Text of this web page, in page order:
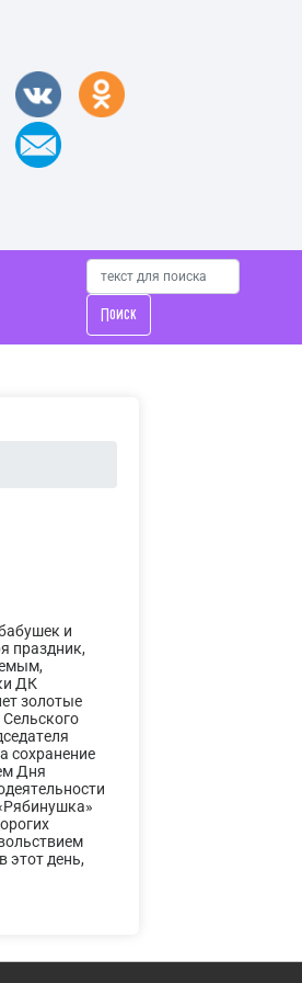
Поиск
и
праздник,
ДК
золотые
сохранение
Дня
этот день,